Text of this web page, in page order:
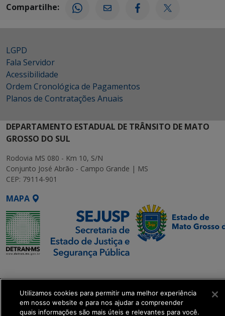
Compartilhe:
LGPD
Fala Servidor
Acessibilidade
Ordem Cronológica de Pagamentos
Planos de Contratações Anuais
DEPARTAMENTO ESTADUAL DE TRÂNSITO DE MATO
GROSSO DO SUL
Rodovia MS 080 - Km 10, S/N
Conjunto José Abrão - Campo Grande | MS
CEP: 79114-901
MAPA
Executiva de
Transformação Digital
Utilizamos cookies para permitir uma melhor experiência
em nosso website e para nos ajudar a compreender
quais informações são mais úteis e relevantes para você.